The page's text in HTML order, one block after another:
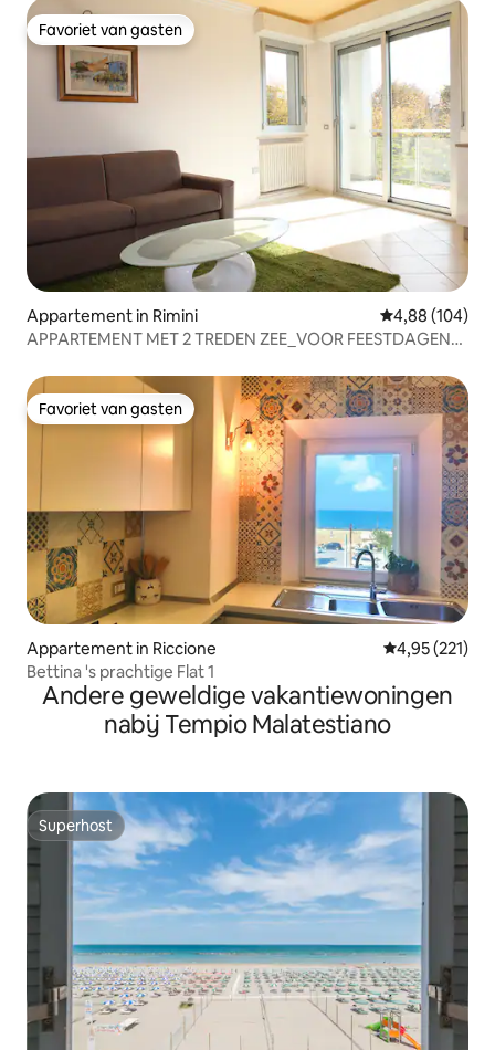
Favoriet van gasten
Favoriet van gasten
Appartement in Rimini Gemiddelde
4,88 (104)
APPARTEMENT MET 2 TREDEN ZEE_VOOR FEESTDAGEN
Favoriet van gasten
Favoriet van gasten
Appartement in Riccione Gemiddelde
4,95 (221)
Bettina 's prachtige Flat 1
Andere geweldige vakantiewoningen
nabij Tempio Malatestiano
Superhost
Superhost